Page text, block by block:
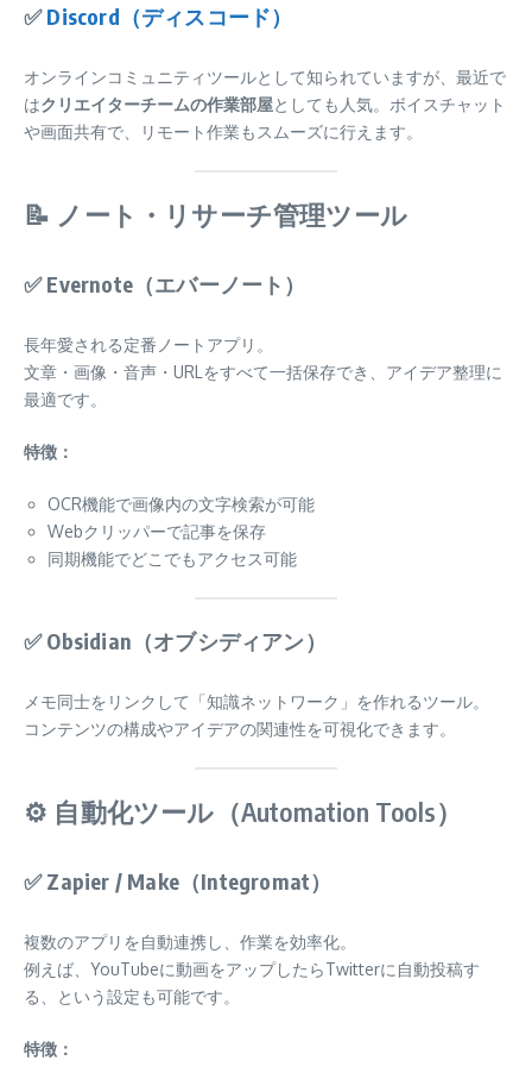
✅Discord（ディスコード）
オンラインコミュニティツールとして知られていますが、最近で
はクリエイターチームの作業部屋としても人気。ボイスチャット
や画面共有で、リモート作業もスムーズに行えます。
📝 ノート・リサーチ管理ツール
✅Evernote（エバーノート）
長年愛される定番ノートアプリ。
文章・画像・音声・URLをすべて一括保存でき、アイデア整理に
最適です。
特徴：
OCR機能で画像内の文字検索が可能
Webクリッパーで記事を保存
同期機能でどこでもアクセス可能
✅Obsidian（オブシディアン）
メモ同士をリンクして「知識ネットワーク」を作れるツール。
コンテンツの構成やアイデアの関連性を可視化できます。
⚙️ 自動化ツール（Automation Tools）
✅Zapier / Make（Integromat）
複数のアプリを自動連携し、作業を効率化。
例えば、YouTubeに動画をアップしたらTwitterに自動投稿す
る、という設定も可能です。
特徴：